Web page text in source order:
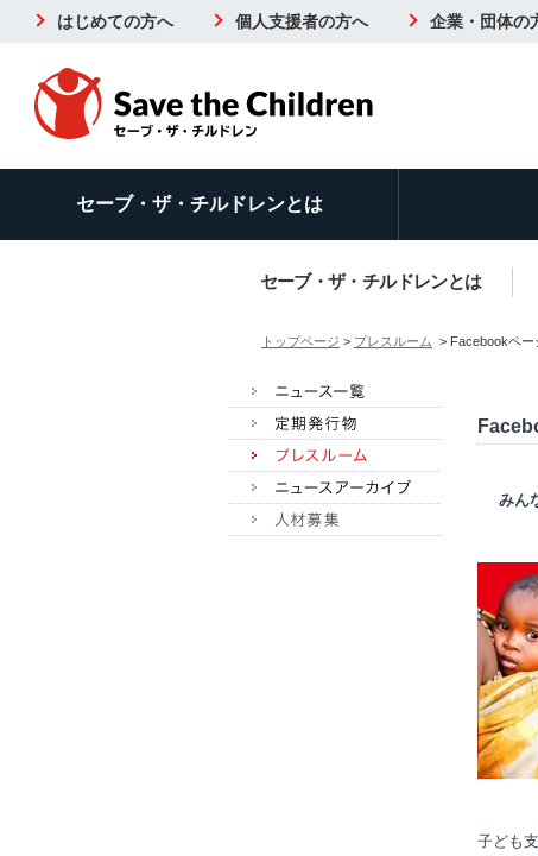
はじめての方へ 個人支援者の方へ 企業・団体の
セーブ・ザ・チルドレンとは
セーブ・ザ・チルドレンとは
トップページ > プレスルーム > Facebookペ
みん
子ども